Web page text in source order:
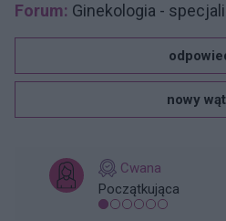
Forum: Ginekologia -
nowy
Cwana
Początkująca